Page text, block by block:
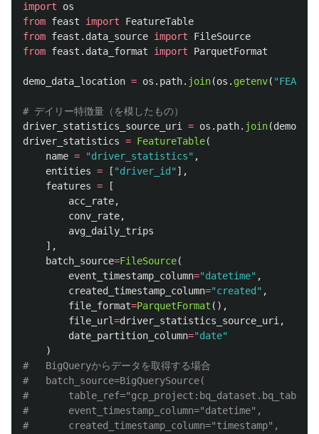
import
os
from feast import
FeatureTable
from feast.data_source import
FileSource
from feast.data_format import ParquetFormat
demo_data_location = os . path. join(os . getenv( "
driver_statistics_source_uri
= os . path. join(
driver_statistics = FeatureTable(
name = "driver_statistics" ,
entities = [ "driver_id " ],
features =
[
acc_rate,
conv_rate,
avg_daily_trips
],
batch_source=FileSource(
event_timestamp_column="datetime" ,
created_timestamp_column="created " ,
file_format=ParquetFormat (),
file_url=driver_statistics_source_uri ,
date_partition_column="date"
)
#   BigQueryからデータを取得する場合
#   batch_source=BigQuerySource(
#       table_ref="gcp_project:bq_dataset.bq_table",
#       event_timestamp_column="datetime",
#       created_timestamp_column="timestamp",